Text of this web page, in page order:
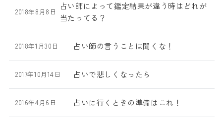
2018年8月8日
占い師によって鑑定結果が違う時はどれが
当たってる？
2018年1月30日 占い師の言うことは聞くな！
2017年10月14日 占いで悲しくなったら
2016年4月6日 占いに行くときの準備はこれ！